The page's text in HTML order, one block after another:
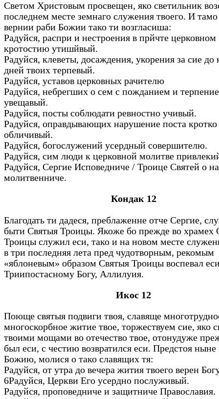
Светом Христовым просвещен, яко светильник
последнем месте земнаго служения твоего. И
вернии раби Божии тако ти возгласиша:
Радуйся, распри и нестроения в прйчте церковном
кротостию утишйвый.
Радуйся, клеветы, досаждения, укорения за сие до
дней твоих терпевый.
Радуйся, уставов церковных рачителю
Радуйся, небрегших о сем с пожданием и
увещавый.
Радуйся, посты соблюдати ревностно учивый.
Радуйся, оправдывающих нарушение поста кротко
обличивый.
Радуйся, богослужений усердный совершителю.
Радуйся, сим люди к церковной молитве
Радуйся, Сергие Исповедниче / Троице Святей о
молитвенниче.
Кондак 12
Благодать ти дадеся, преблаженне отче Сергие,
быти Святыя Троицы. Якоже бо прежде во храмех
Троицы служил еси, тако и на новом месте
в три последняя лета пред чудотворным, рекомым
«яблоневым» образом Святыя Троицы воспевал
Триипостасному Богу, Аллилуия.
Икос 12
Поюще святыя подвиги твоя, славяще
многоскорбное житие твое, торжествуем сие, яко
твоими мощами во отечество твое, отонудуже
был еси, с честию возвратился еси. Предстоя ныне
Божию, молися о тако славящих тя:
Радуйся, от утра до вечера жития твоего верен
6Радуйся, Церкви Его усердно послуживый.
Радуйся, проповедниче и защитниче Православия.